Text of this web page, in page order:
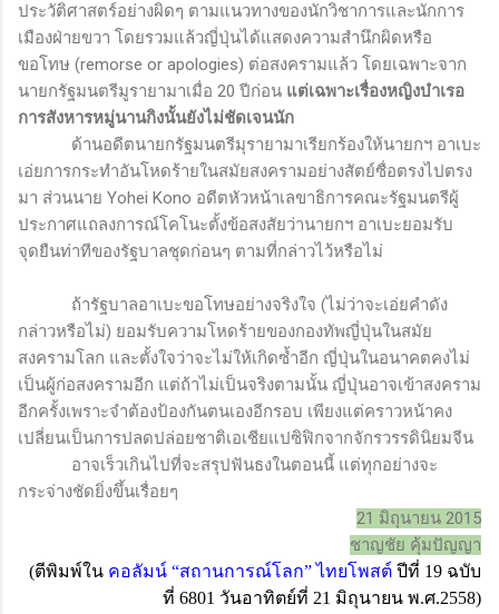
ประวัติศาสตร์อย่างผิดๆ ตามแนวทางของนักวิชาการและนักการ
เมืองฝ่ายขวา โดยรวมแล้วญี่ปุ่นได้แสดงความสำนึกผิดหรือ
ขอโทษ (remorse or apologies) ต่อสงครามแล้ว โดยเฉพาะจาก
นายกรัฐมนตรีมูรายามาเมื่อ 20 ปีก่อน แต่เฉพาะเรื่องหญิงบำเรอ
การสังหารหมู่นานกิงนั้นยังไม่ชัดเจนนัก
ด้านอดีตนายกรัฐมนตรีมุรายามาเรียกร้องให้นายกฯ อาเบะ
เอ่ยการกระทำอันโหดร้ายในสมัยสงครามอย่างสัตย์ซื่อตรงไปตรง
มา ส่วนนาย Yohei Kono อดีตหัวหน้าเลขาธิการคณะรัฐมนตรีผู้
ประกาศแถลงการณ์โคโนะตั้งข้อสงสัยว่านายกฯ อาเบะยอมรับ
จุดยืนท่าทีของรัฐบาลชุดก่อนๆ ตามที่กล่าวไว้หรือไม่
ถ้ารัฐบาลอาเบะขอโทษอย่างจริงใจ (ไม่ว่าจะเอ่ยคำดัง
กล่าวหรือไม่) ยอมรับความโหดร้ายของกองทัพญี่ปุ่นในสมัย
สงครามโลก และตั้งใจว่าจะไม่ให้เกิดซ้ำอีก ญี่ปุ่นในอนาคตคงไม่
เป็นผู้ก่อสงครามอีก แต่ถ้าไม่เป็นจริงตามนั้น ญี่ปุ่นอาจเข้าสงคราม
อีกครั้งเพราะจำต้องป้องกันตนเองอีกรอบ เพียงแต่คราวหน้าคง
เปลี่ยนเป็นการปลดปล่อยชาติเอเชียแปซิฟิกจากจักรวรรดินิยมจีน
อาจเร็วเกินไปที่จะสรุปฟันธงในตอนนี้ แต่ทุกอย่างจะ
กระจ่างชัดยิ่งขึ้นเรื่อยๆ
21 มิถุนายน 2015
ชาญชัย คุ้มปัญญา
(ตีพิมพ์ใน คอลัมน์ “สถานการณ์โลก”ไทยโพสต์ ปีที่ 19 ฉบับ
ที่ 6801 วันอาทิตย์ที่ 21 มิถุนายน พ.ศ.2558)